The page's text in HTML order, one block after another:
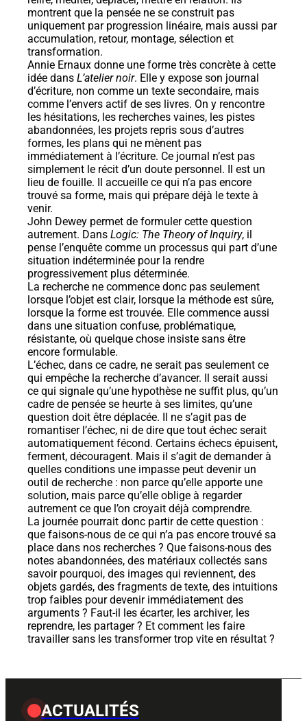
montrent que la pensée ne se construit pas
uniquement par progression linéaire, mais aussi par
accumulation, retour, montage, sélection et
transformation.
Annie Ernaux donne une forme très concrète à cette
idée dans L’atelier noir. Elle y expose son journal
d’écriture, non comme un texte secondaire, mais
comme l’envers actif de ses livres. On y rencontre
les hésitations, les recherches vaines, les pistes
abandonnées, les projets repris sous d’autres
formes, les plans qui ne mènent pas
immédiatement à l’écriture. Ce journal n’est pas
simplement le récit d’un doute personnel. Il est un
lieu de fouille. Il accueille ce qui n’a pas encore
trouvé sa forme, mais qui prépare déjà le texte à
venir.
John Dewey permet de formuler cette question
autrement. Dans Logic: The Theory of Inquiry, il
pense l’enquête comme un processus qui part d’une
situation indéterminée pour la rendre
progressivement plus déterminée.
La recherche ne commence donc pas seulement
lorsque l’objet est clair, lorsque la méthode est sûre,
lorsque la forme est trouvée. Elle commence aussi
dans une situation confuse, problématique,
résistante, où quelque chose insiste sans être
encore formulable.
L’échec, dans ce cadre, ne serait pas seulement ce
qui empêche la recherche d’avancer. Il serait aussi
ce qui signale qu’une hypothèse ne suffit plus, qu’un
cadre de pensée se heurte à ses limites, qu’une
question doit être déplacée. Il ne s’agit pas de
romantiser l’échec, ni de dire que tout échec serait
automatiquement fécond. Certains échecs épuisent,
ferment, découragent. Mais il s’agit de demander à
quelles conditions une impasse peut devenir un
outil de recherche : non parce qu’elle apporte une
solution, mais parce qu’elle oblige à regarder
autrement ce que l’on croyait déjà comprendre.
La journée pourrait donc partir de cette question :
que faisons-nous de ce qui n’a pas encore trouvé sa
place dans nos recherches ? Que faisons-nous des
notes abandonnées, des matériaux collectés sans
savoir pourquoi, des images qui reviennent, des
objets gardés, des fragments de texte, des intuitions
trop faibles pour devenir immédiatement des
arguments ? Faut-il les écarter, les archiver, les
reprendre, les partager ? Et comment les faire
travailler sans les transformer trop vite en résultat ?
ACTUALITÉS